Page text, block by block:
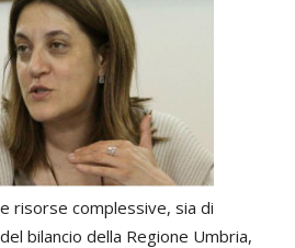
risorse complessive, sia di
bilancio della Regione Umbria,